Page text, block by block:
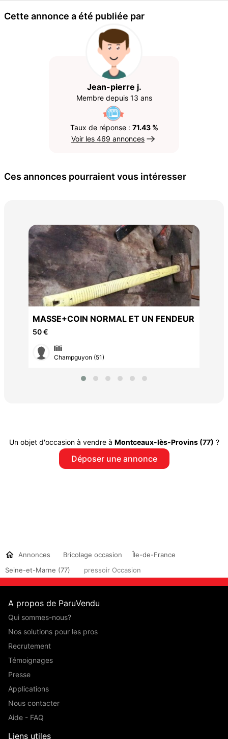
Cette annonce a été publiée par
Jean-pierre j.
Membre depuis 13 ans
Taux de réponse : 71.43 %
Voir les 469 annonces
Ces annonces pourraient vous intéresser
MASSE+COIN NORMAL ET UN FENDEUR
50 €
lili
Champguyon (51)
Un objet d'occasion à vendre à Montceaux-lès-Provins (77) ?
Déposer une annonce
Annonces Bricolage occasion
Île-de-France
Seine-et-Marne (77)
pressoir Occasion
A propos de ParuVendu
Qui sommes-nous?
Nos solutions pour les pros
Recrutement
Témoignages
Presse
Applications
Nous contacter
Aide - FAQ
Liens utiles